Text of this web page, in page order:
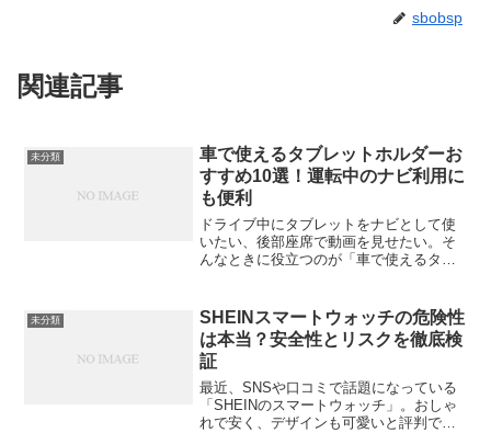
sbobsp
関連記事
未分類
車で使えるタブレットホルダーお
すすめ10選！運転中のナビ利用に
も便利
ドライブ中にタブレットをナビとして使
いたい、後部座席で動画を見せたい。そ
んなときに役立つのが「車で使えるタブ
しつつ、快適に使えるおすすめモデルを
10種類ピックアップしま...
未分類
SHEINスマートウォッチの危険性
は本当？安全性とリスクを徹底検
証
最近、SNSや口コミで話題になっている
「SHEINのスマートウォッチ」。おしゃ
れで安く、デザインも可愛いと評判です